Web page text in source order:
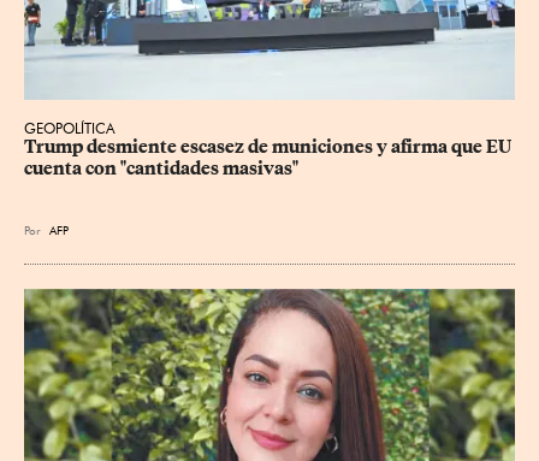
GEOPOLÍTICA
Trump desmiente escasez de municiones y afirma que EU
cuenta con "cantidades masivas"
Por AFP